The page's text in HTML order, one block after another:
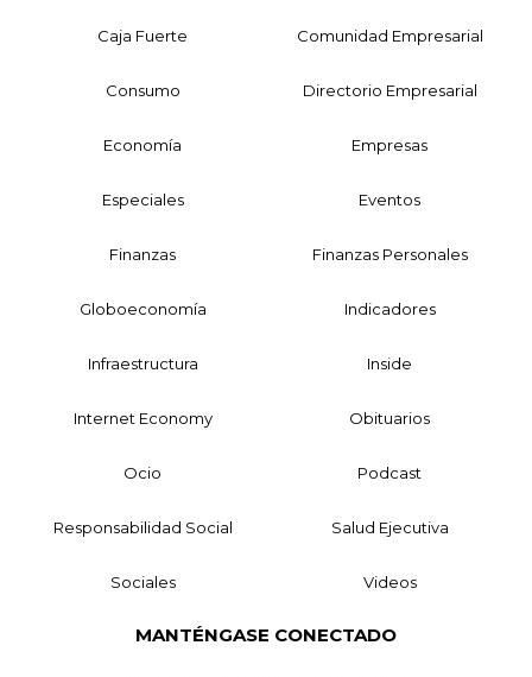
Caja Fuerte Comunidad Empresarial
Consumo Directorio Empresarial
Economía Empresas
Especiales Eventos
Finanzas Finanzas Personales
Globoeconomía Indicadores
Infraestructura Inside
Internet Economy Obituarios
Ocio Podcast
Responsabilidad Social Salud Ejecutiva
Sociales Videos
MANTÉNGASE CONECTADO